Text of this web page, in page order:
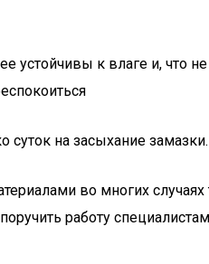
устойчивы к влаге и, что
на засыхание
во многих случаях
работу